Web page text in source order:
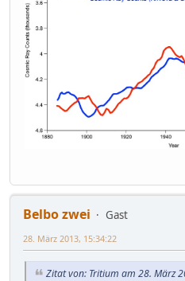
Belbo zwei
Gast
28. März 2013, 15:34:22
Zitat von: Tritium am 28. März